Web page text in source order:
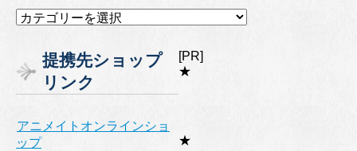
カ
リ
ー
提携先ショップ
リンク
[PR]
★
アニメイトオンラインショ
ップ
★